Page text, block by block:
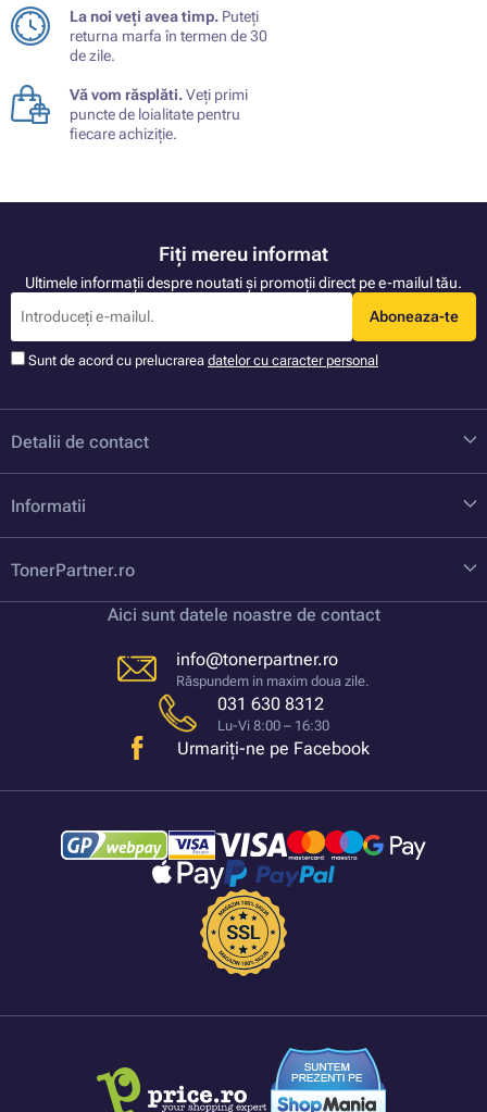
La noi veți avea timp. Puteți
returna marfa în termen de 30
de zile.
Vă vom răsplăti.Veți primi
puncte de loialitate pentru
fiecare achiziție.
Fiți mereu informat
Ultimele informații despre noutati și promoții direct pe e-mailul tău.
Aboneaza-te
Sunt de acord cu prelucrarea datelor cu caracter personal
Detalii de contact
Informatii
TonerPartner.ro
Aici sunt datele noastre de contact
info@tonerpartner.ro
Răspundem in maxim doua zile.
031 630 8312
Lu-Vi 8:00 – 16:30
Urmariți-ne pe Facebook